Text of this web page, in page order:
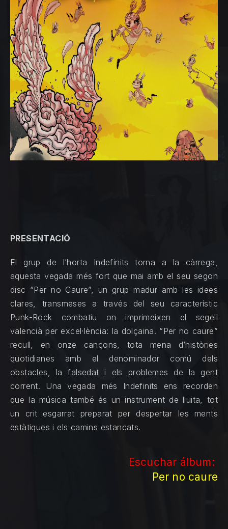
PRESENTACIÓ
El grup de l’horta Indefinits torna a la càrrega,
aquesta vegada més fort que mai amb el seu segon
disc “Per no Caure”, un grup madur amb les idees
clares, transmeses a través del seu característic
Punk-Rock combatiu on imprimeixen el segell
valencià per excel·lència: la dolçaina. “Per no caure”
recull, en onze cançons, tota mena d’històries
quotidianes amb el denominador comú dels
obstacles, la falsedat i els problemes de la gent
corrent. Una vegada més Indefinits ens recorden
que la música també és un instrument de lluita, tot
un crit esgarrat preparat per despertar les ments
estàtiques i els camins estancats.
Escuchar álbum:
Per no caure